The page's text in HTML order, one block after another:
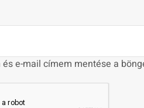
és e-mail címem mentése a